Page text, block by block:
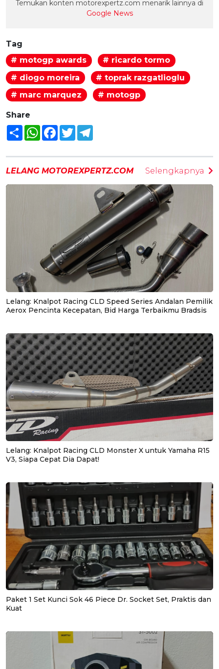
Temukan konten motorexpertz.com menarik lainnya di
Google News
Tag
# motogp awards
# ricardo tormo
# diogo moreira
# toprak razgatlioglu
# marc marquez
# motogp
Share
Share WhatsAppFacebook
Twitter
LELANG MOTOREXPERTZ.COM Selengkapnya
Lelang: Knalpot Racing CLD Speed Series Andalan Pemilik
Aerox Pencinta Kecepatan, Bid Harga Terbaikmu Bradsis
Lelang: Knalpot Racing CLD Monster X untuk Yamaha R15
V3, Siapa Cepat Dia Dapat!
Paket 1 Set Kunci Sok 46 Piece Dr. Socket Set, Praktis dan
Kuat